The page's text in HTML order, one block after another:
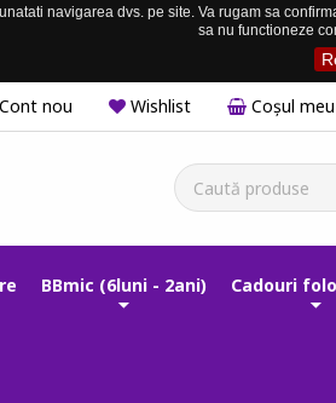
navigarea dvs. pe site. Va rugam sa
sa nu functioneze
Cont nou Wishlist Coşul meu
BBmic (6luni - 2ani) Cadouri